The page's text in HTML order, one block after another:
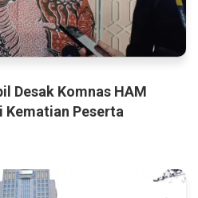
Desak Komnas HAM
Kematian Peserta